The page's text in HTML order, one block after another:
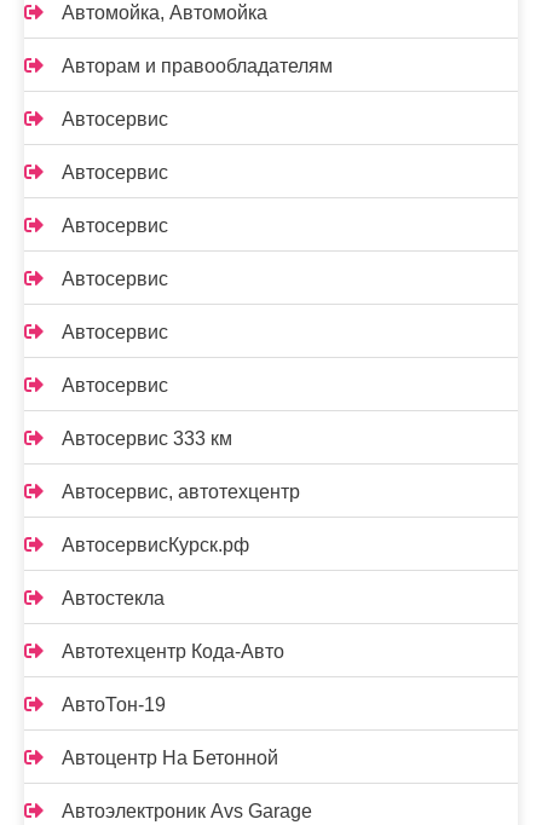
Автомойка, Автомойка
Авторам и правообладателям
Автосервис
Автосервис
Автосервис
Автосервис
Автосервис
Автосервис
Автосервис 333 км
Автосервис, автотехцентр
АвтосервисКурск.рф
Автостекла
Автотехцентр Кода-Авто
АвтоТон-19
Автоцентр На Бетонной
Автоэлектроник Avs Garage